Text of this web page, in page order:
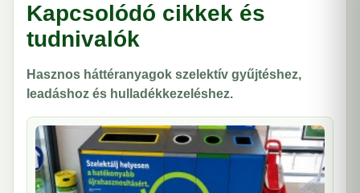
Kapcsolódó cikkek és
tudnivalók
Hasznos háttéranyagok szelektív gyűjtéshez,
leadáshoz és hulladékkezeléshez.